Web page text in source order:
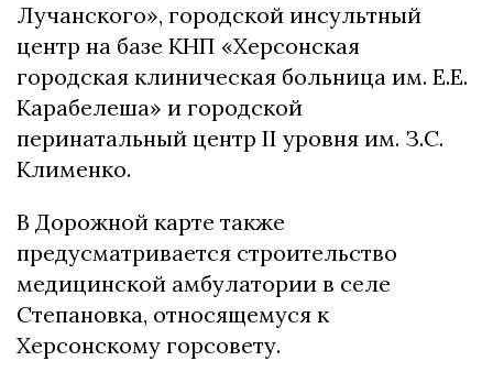
Лучанского», городской инсультный
центр на базе КНП «Херсонская
городская клиническая больница им. Е.Е.
Карабелеша» и городской
перинатальный центр II уровня им. З.С.
Клименко.
В Дорожной карте также
предусматривается строительство
медицинской амбулатории в селе
Степановка, относящемуся к
Херсонскому горсовету.